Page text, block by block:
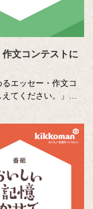
文コンテストに
エッセー・作文コ
てください。」に